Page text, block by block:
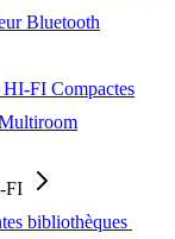
Bluetooth
HI-FI Compactes
FI
bibliothèques